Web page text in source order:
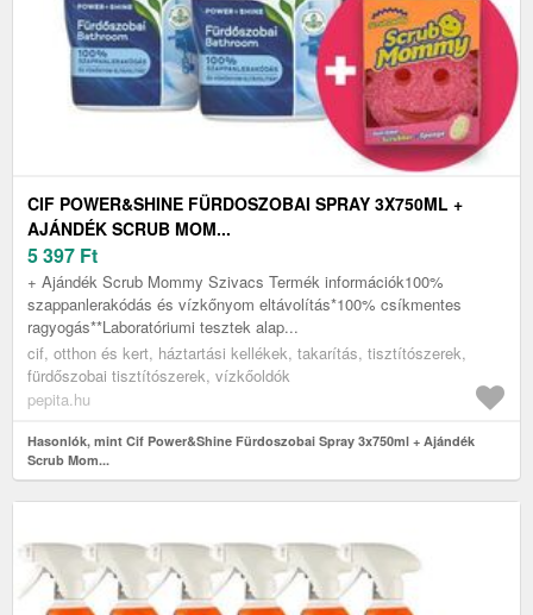
CIF POWER&SHINE FÜRDOSZOBAI SPRAY 3X750ML +
AJÁNDÉK SCRUB MOM...
5 397 Ft
+ Ajándék Scrub Mommy Szivacs Termék információk100%
szappanlerakódás és vízkőnyom eltávolítás*100% csíkmentes
ragyogás**Laboratóriumi tesztek alap...
cif, otthon és kert, háztartási kellékek, takarítás, tisztítószerek,
fürdőszobai tisztítószerek, vízkőoldók
pepita.hu
Hasonlók, mint Cif Power&Shine Fürdoszobai Spray 3x750ml + Ajándék
Scrub Mom...